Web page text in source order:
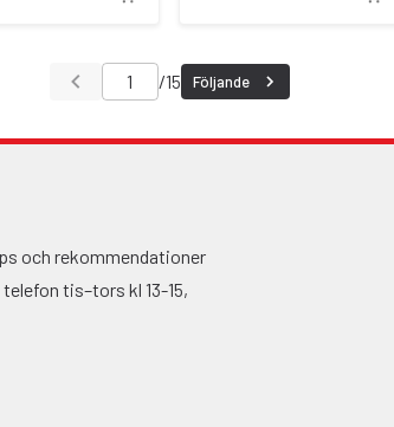
/15 Följande
och rekommendationer
tis–tors kl 13-15,